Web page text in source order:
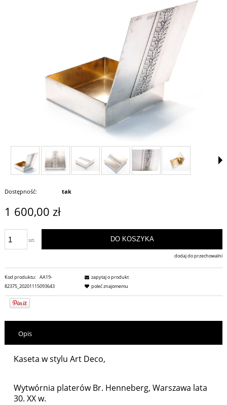
Dostępność: tak
1 600,00 zł
szt. DO KOSZYKA
dodaj do przechowalni
Kod produktu: AA19-
82375_20201115093643
zapytaj o produkt
poleć znajomemu
Opis
Kaseta w stylu Art Deco,
Wytwórnia platerów Br. Henneberg, Warszawa lata
30. XX w.